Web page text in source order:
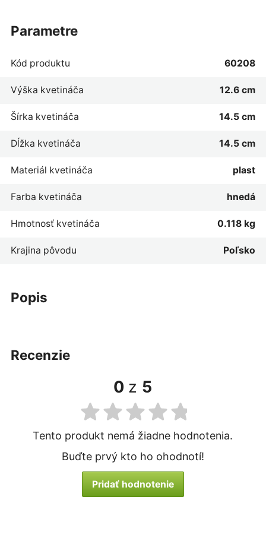
popis
parametre
Kód produktu 60208
Výška kvetináča 12.6 cm
Šírka kvetináča 14.5 cm
Dĺžka kvetináča 14.5 cm
Materiál kvetináča plast
Farba kvetináča hnedá
Hmotnosť kvetináča 0.118 kg
Krajina pôvodu Poľsko
recenzie
0 z 5
Tento produkt nemá žiadne hodnotenia.
Buďte prvý kto ho ohodnotí!
Pridať hodnotenie